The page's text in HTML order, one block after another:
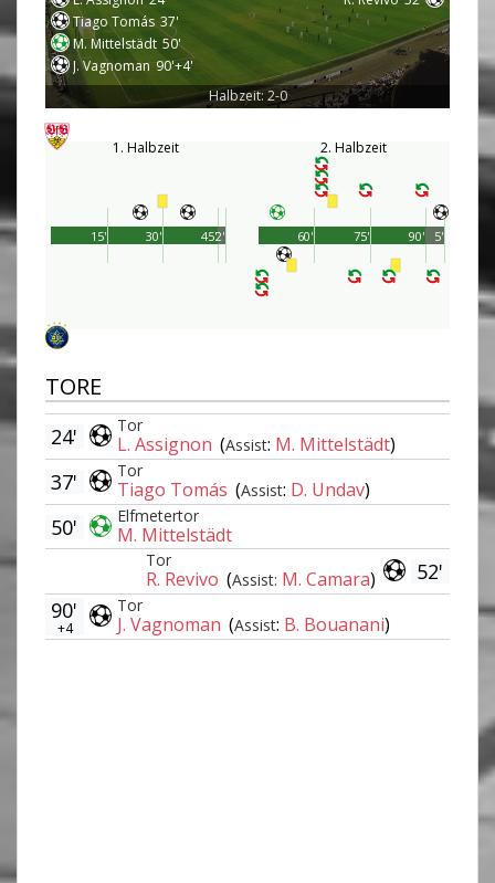
Tiago Tomás 37'
M. Mittelstädt 50'
J. Vagnoman 90'+4'
Halbzeit: 2-0
1. Halbzeit
45'
15' 30' 2'
2. Halbzeit
90'
60' 75' 5'
TORE
Tor
L. Assignon (Assist: M. Mittelstädt)
24'
Tor
Tiago Tomás (Assist: D. Undav)
37'
Elfmetertor
M. Mittelstädt
50'
52'
Tor
R. Revivo (Assist: M. Camara)
Tor
J. Vagnoman (Assist: B. Bouanani)
90'
+4